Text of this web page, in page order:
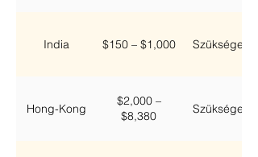
India $150 – $1,000 Szükséges
Hong-Kong
$2,000 –
$8,380
Szükséges